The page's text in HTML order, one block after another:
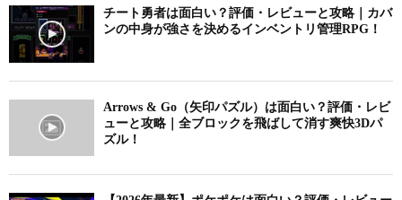
チート勇者は面白い？評価・レビューと攻略｜カバ
ンの中身が強さを決めるインベントリ管理RPG！
Arrows & Go（矢印パズル）は面白い？評価・レビ
ューと攻略｜全ブロックを飛ばして消す爽快3Dパ
ズル！